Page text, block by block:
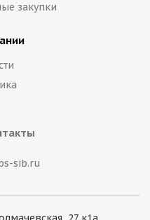
закупки
sib.ru